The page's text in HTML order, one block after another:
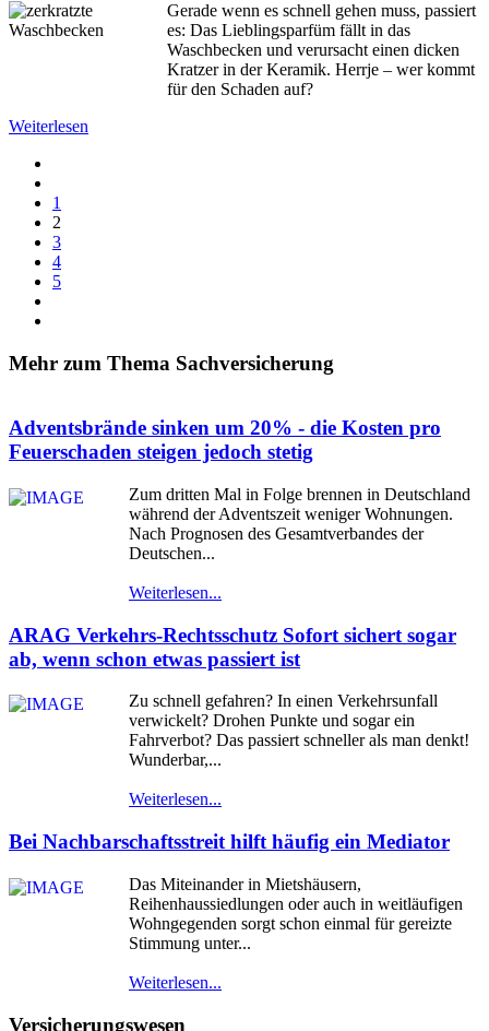
Gerade wenn es schnell gehen muss, passiert
es: Das Lieblingsparfüm fällt in das
Waschbecken und verursacht einen dicken
Kratzer in der Keramik. Herrje – wer kommt
für den Schaden auf?
Weiterlesen
1
2
3
4
5
Mehr zum Thema Sachversicherung
Adventsbrände sinken um 20% - die Kosten pro
Feuerschaden steigen jedoch stetig
Zum dritten Mal in Folge brennen in Deutschland
während der Adventszeit weniger Wohnungen.
Nach Prognosen des Gesamtverbandes der
Deutschen...
Weiterlesen...
ARAG Verkehrs-Rechtsschutz Sofort sichert sogar
ab, wenn schon etwas passiert ist
Zu schnell gefahren? In einen Verkehrsunfall
verwickelt? Drohen Punkte und sogar ein
Fahrverbot? Das passiert schneller als man denkt!
Wunderbar,...
Weiterlesen...
Bei Nachbarschaftsstreit hilft häufig ein Mediator
Das Miteinander in Mietshäusern,
Reihenhaussiedlungen oder auch in weitläufigen
Wohngegenden sorgt schon einmal für gereizte
Stimmung unter...
Weiterlesen...
Versicherungswesen